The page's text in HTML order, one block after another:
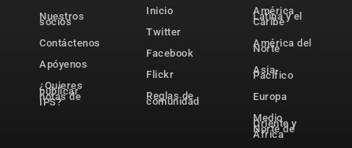
Nuestros
socios
Contáctenos
Apóyenos
¿Quieres
publicar
notas de
IPS?
Inicio
Twitter
Facebook
Flickr
Reglas de
comunidad
América
Latina y el
Caribe
América del
Norte
Asia-
Pacífico
Europa
Medio
Oriente y
Norte de
África